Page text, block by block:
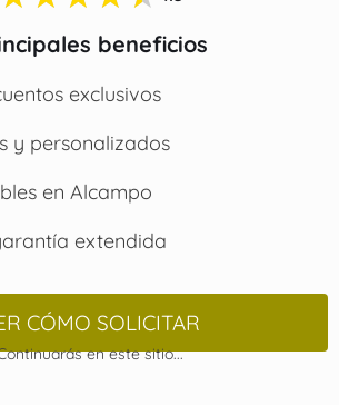
beneficios
exclusivos
y personalizados
en Alcampo
extendida
CÓMO SOLICITAR
en este sitio...